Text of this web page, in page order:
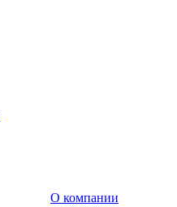
О компании